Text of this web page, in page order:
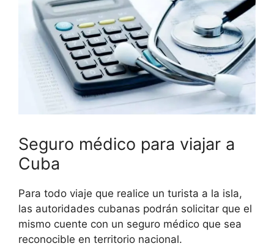
Seguro médico para viajar a
Cuba
Para todo viaje que realice un turista a la isla,
las autoridades cubanas podrán solicitar que el
mismo cuente con un seguro médico que sea
reconocible en territorio nacional.